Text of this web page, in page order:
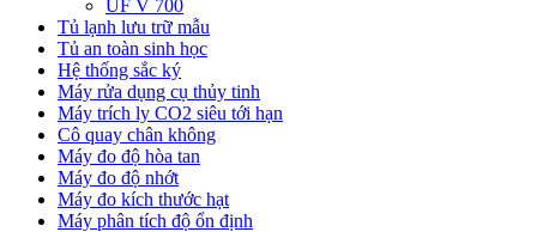
UF V 700
Tủ lạnh lưu trữ mẫu
Tủ an toàn sinh học
Hệ thống sắc ký
Máy rửa dụng cụ thủy tinh
Máy trích ly CO2 siêu tới hạn
Cô quay chân không
Máy đo độ hòa tan
Máy đo độ nhớt
Máy đo kích thước hạt
Máy phân tích độ ổn định